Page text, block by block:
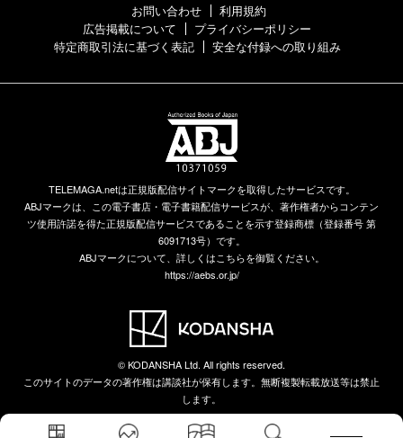
お問い合わせ
利用規約
広告掲載について
プライバシーポリシー
特定商取引法に基づく表記
安全な付録への取り組み
TELEMAGA.netは正規版配信サイトマークを取得したサービスです。
ABJマークは、この電子書店・電子書籍配信サービスが、著作権者からコンテン
ツ使用許諾を得た正規版配信サービスであることを示す登録商標（登録番号 第
6091713号）です。
ABJマークについて、詳しくはこちらを御覧ください。
https://aebs.or.jp/
© KODANSHA Ltd. All rights reserved.
このサイトのデータの著作権は講談社が保有します。無断複製転載放送等は禁止
します。